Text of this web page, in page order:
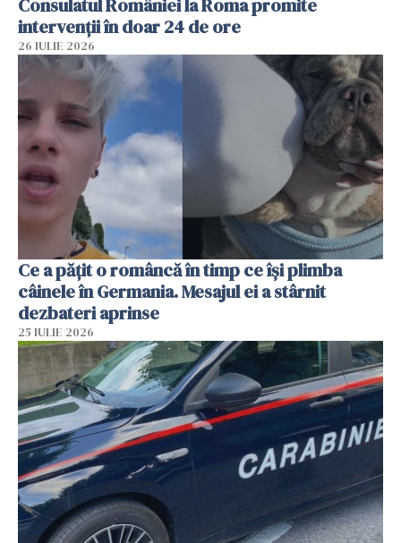
intervenții în doar 24 de ore
26 IULIE 2026
Ce a pățit o româncă în timp ce își plimba
câinele în Germania. Mesajul ei a stârnit
dezbateri aprinse
25 IULIE 2026